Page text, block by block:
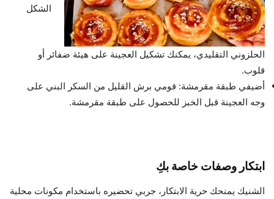
الشكل
الحلزوني التقليدي، يمكنك تشكيل العجينة على هيئة ضفائر أو
قلوب.
أضيفي طبقة مقرمشة: قومي برش القليل من السكر البني على
وجه العجينة قبل الخبز للحصول على طبقة مقرمشة.
ابتكار وصفات خاصة بكِ
الشنيك يمنحك حرية الابتكار، جربي تحضيره باستخدام مكونات محلية